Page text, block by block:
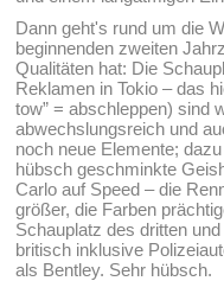
Dann geht's rund um die
beginnenden zweiten
Qualitäten hat: Die
Reklamen in Tokio – das
tow” = abschleppen) sind
abwechslungsreich und
noch neue Elemente;
hübsch geschminkte
Carlo auf Speed – die
größer, die Farben
Schauplatz des dritten
britisch inklusive
als Bentley. Sehr hübsch.